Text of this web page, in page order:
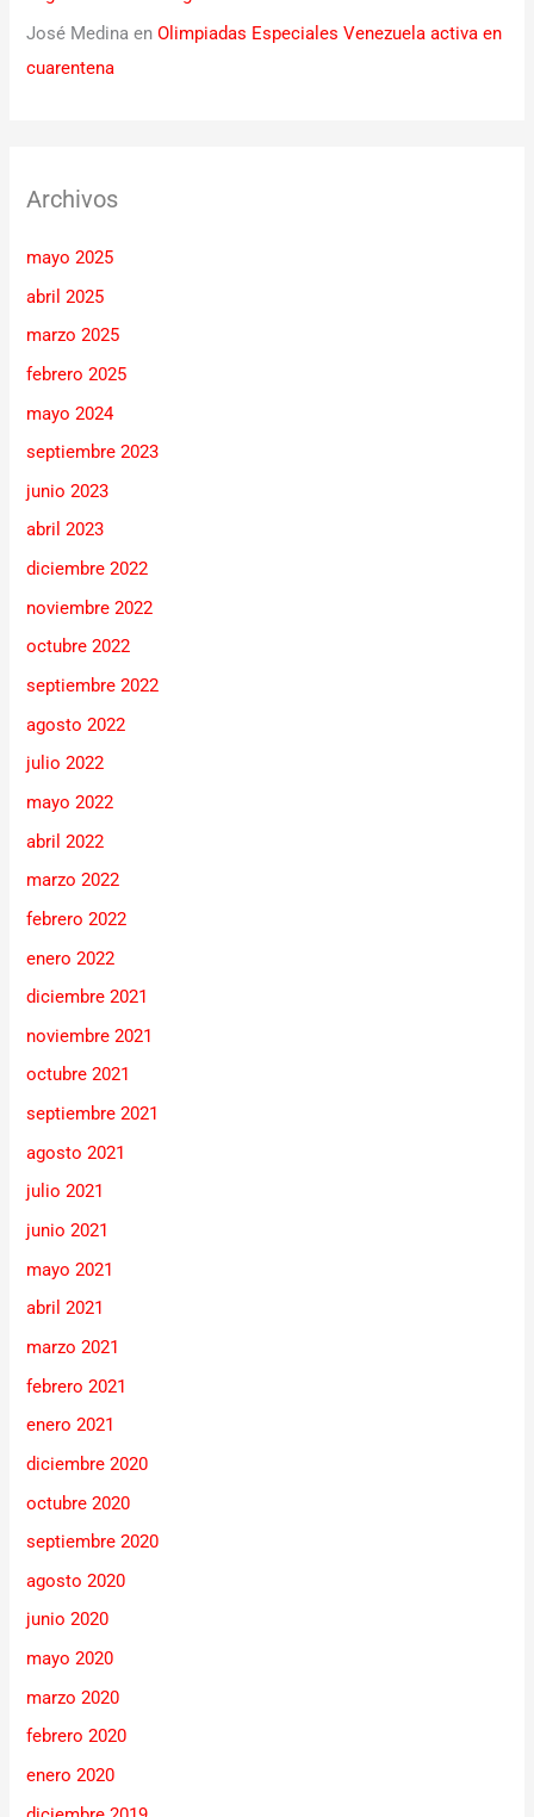
José Medina enOlimpiadas Especiales Venezuela activa en
cuarentena
Archivos
mayo 2025
abril 2025
marzo 2025
febrero 2025
mayo 2024
septiembre 2023
junio 2023
abril 2023
diciembre 2022
noviembre 2022
octubre 2022
septiembre 2022
agosto 2022
julio 2022
mayo 2022
abril 2022
marzo 2022
febrero 2022
enero 2022
diciembre 2021
noviembre 2021
octubre 2021
septiembre 2021
agosto 2021
julio 2021
junio 2021
mayo 2021
abril 2021
marzo 2021
febrero 2021
enero 2021
diciembre 2020
octubre 2020
septiembre 2020
agosto 2020
junio 2020
mayo 2020
marzo 2020
febrero 2020
enero 2020